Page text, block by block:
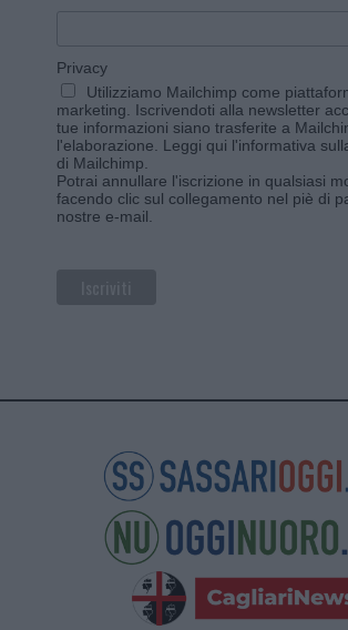
Privacy
Utilizziamo Mailchimp come
marketing. Iscrivendoti alla newsletter
tue informazioni siano trasferite a
l'elaborazione. Leggi qui l'informativa
di Mailchimp
Potrai annullare l'iscrizione in qualsiasi
facendo clic sul collegamento nel piè di
nostre e-mail.